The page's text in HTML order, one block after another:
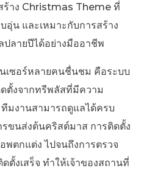
ร้าง Christmas Theme ที่
น และเหมาะกับการสร้าง
ปลายปีได้อย่างมืออาชีพ
เซอร์หลายคนชื่นชม คือระบบ
ตั้งจากทรีพลัสที่มีความ
ทีมงานสามารถดูแลได้ครบ
ขนส่งต้นคริสต์มาส การติดตั้ง
พตกแต่ง ไปจนถึงการตรวจ
ตั้งเสร็จ ทำให้เจ้าของสถานที่